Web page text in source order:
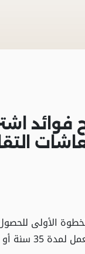
الأولى للحصول
100% نسبة